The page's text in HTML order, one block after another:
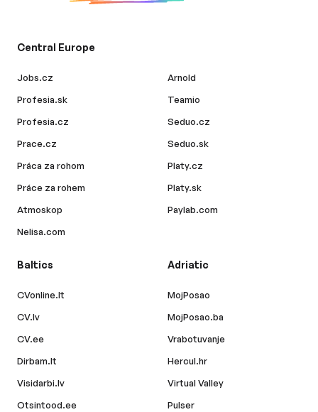
Central Europe
Jobs.cz
Profesia.sk
Profesia.cz
Prace.cz
Práca za rohom
Práce za rohem
Atmoskop
Nelisa.com
Arnold
Teamio
Seduo.cz
Seduo.sk
Platy.cz
Platy.sk
Paylab.com
Baltics
CVonline.lt
CV.lv
CV.ee
Dirbam.lt
Visidarbi.lv
Otsintood.ee
Adriatic
MojPosao
MojPosao.ba
Vrabotuvanje
Hercul.hr
Virtual Valley
Pulser